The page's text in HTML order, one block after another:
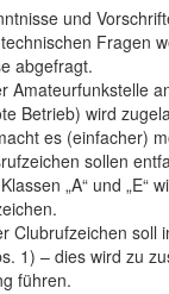
und
Fragen
abgefragt.
Amateurfunkstelle
Betrieb) wird
es (einfacher)
sollen
„A“ und „E“
Clubrufzeichen soll
1) – dies wird zu
führen.